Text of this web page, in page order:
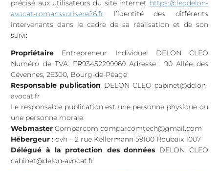
précisé aux utilisateurs du site internet https://cleodelon-
avocat-romanssurisere26.fr
l’identité des différents
intervenants dans le cadre de sa réalisation et de son
suivi:
Propriétaire
Entrepreneur Individuel DELON CLEO
Numéro de TVA: FR93452299969 Adresse : 90 Allée des
Cévennes, 26300, Bourg-de-Péage
Responsable publication DELON CLEO cabinet@delon-
avocat.fr
Le responsable publication est une personne physique ou
une personne morale.
Webmaster Comparcom comparcomtech@gmail.com
Hébergeur : ovh – 2 rue Kellermann 59100 Roubaix 1007
Délégué à la protection des données DELON CLEO
cabinet@delon-avocat.fr